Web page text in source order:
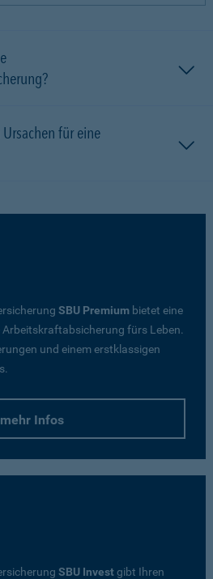
für eine
SBU Premium bietet eine
fürs Leben.
und einem erstklassigen
mehr Infos
SBU Investgibt Ihren